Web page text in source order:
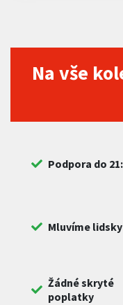
Na vše
Podpora do
Mluvíme lidsky
Žádné skryté
poplatky